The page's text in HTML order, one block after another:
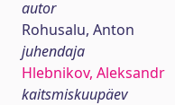
autor
Rohusalu, Anton
juhendaja
Hlebnikov, Aleksandr
kaitsmiskuupäev